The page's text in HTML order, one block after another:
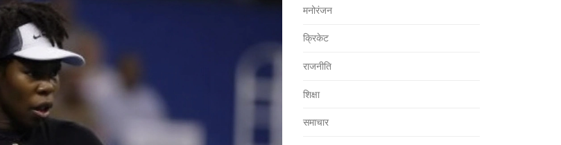
मनोरंजन
क्रिकेट
राजनीति
शिक्षा
समाचार